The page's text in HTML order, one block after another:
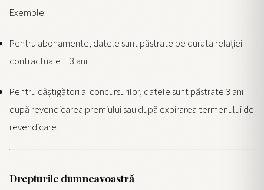
Exemple:
Pentru abonamente, datele sunt păstrate pe durata relației
contractuale + 3 ani.
Pentru câștigători ai concursurilor, datele sunt păstrate 3 ani
după revendicarea premiului sau după expirarea termenului de
revendicare.
Drepturile dumneavoastră